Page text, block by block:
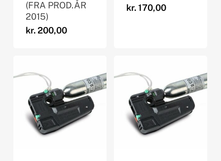
(FRA PROD.ÅR
2015)
kr.200,00
kr.170,00